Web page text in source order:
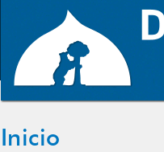
Inicio